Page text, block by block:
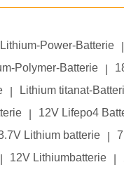
Lithium-Power-Batterie
Polymer-Batterie
Lithium titanat-
12V Lifepo4
Lithium batterie
12V Lithiumbatterie